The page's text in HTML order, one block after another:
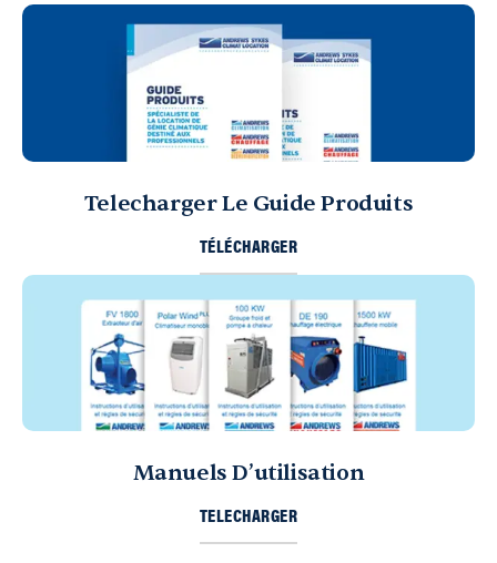
Telecharger Le Guide Produits
TÉLÉCHARGER
Manuels D’utilisation
TELECHARGER